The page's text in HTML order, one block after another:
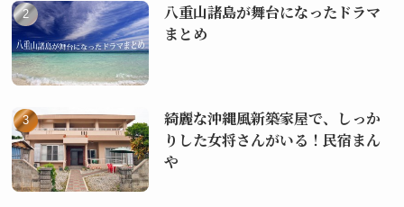
八重山諸島が舞台になったドラマ
まとめ
綺麗な沖縄風新築家屋で、しっか
りした女将さんがいる！民宿まん
や